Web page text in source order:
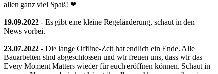
allen ganz viel Spaß! ❤
19.09.2022 - Es gibt eine kleine Regeländerung, schaut in den
News vorbei.
23.07.2022 - Die lange Offline-Zeit hat endlich ein Ende. Alle
Bauarbeiten sind abgeschlossen und wir freuen uns, dass wir das
Every Moment Matters wieder für euch eröffnen können. Schaut in